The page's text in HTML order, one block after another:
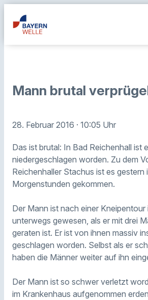
Mann brutal
28. Februar 2016 · 10:05 Uhr
Das ist brutal: In Bad Reichenhall ist
niedergeschlagen worden. Zu dem
Reichenhaller Stachus ist es gestern
Morgenstunden gekommen.
Der Mann ist nach einer
unterwegs gewesen, als er mit drei
geraten ist. Er ist von ihnen massiv
geschlagen worden. Selbst als er
haben die Männer weiter auf ihn
Der Mann ist so schwer verletzt
im Krankenhaus aufgenommen